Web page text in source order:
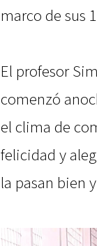
marco de sus
El profesor
comenzó
el clima de
felicidad y
la pasan bien